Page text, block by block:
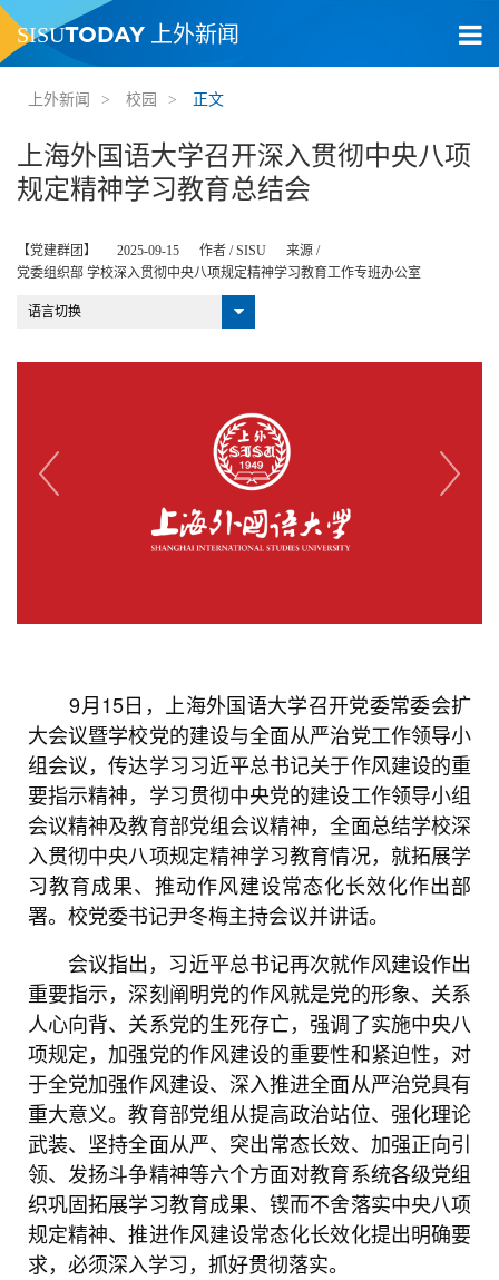
SISUTODAY 上外新闻
上外新闻 > 校园 > 正文
上海外国语大学召开深入贯彻中央八项
规定精神学习教育总结会
【党建群团】 2025-09-15 作者 /SISU
来源 /
党委组织部 学校深入贯彻中央八项规定精神学习教育工作专班办公室
语言切换
9月15日，上海外国语大学召开党委常委会扩
大会议暨学校党的建设与全面从严治党工作领导小
组会议，传达学习习近平总书记关于作风建设的重
要指示精神，学习贯彻中央党的建设工作领导小组
会议精神及教育部党组会议精神，全面总结学校深
入贯彻中央八项规定精神学习教育情况，就拓展学
习教育成果、推动作风建设常态化长效化作出部
署。校党委书记尹冬梅主持会议并讲话。
会议指出，习近平总书记再次就作风建设作出
重要指示，深刻阐明党的作风就是党的形象、关系
人心向背、关系党的生死存亡，强调了实施中央八
项规定，加强党的作风建设的重要性和紧迫性，对
于全党加强作风建设、深入推进全面从严治党具有
重大意义。教育部党组从提高政治站位、强化理论
武装、坚持全面从严、突出常态长效、加强正向引
领、发扬斗争精神等六个方面对教育系统各级党组
织巩固拓展学习教育成果、锲而不舍落实中央八项
规定精神、推进作风建设常态化长效化提出明确要
求，必须深入学习，抓好贯彻落实。